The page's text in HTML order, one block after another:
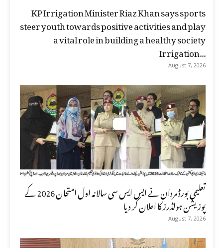
KP Irrigation Minister Riaz Khan says sports
steer youth towards positive activities and play
a vital role in building a healthy society
Irrigation...
August 7, 2026
تعلیمی بورڈ مردان نے ایس ایس سی سالانہ اول امتحان 2026 کے
پوزیشن ہولڈرز کا اعلان کر دیا
August 7, 2026